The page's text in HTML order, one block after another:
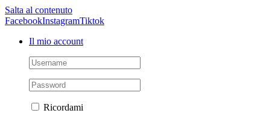
Salta al contenuto
FacebookInstagramTiktok
Il mio account
Ricordami